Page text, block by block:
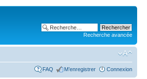
Recherche avancée
FAQ M’enregistrer Connexion